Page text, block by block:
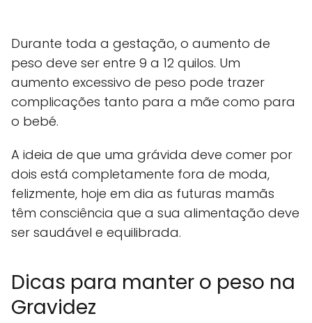
Durante toda a gestação, o aumento de
peso deve ser entre 9 a 12 quilos. Um
aumento excessivo de peso pode trazer
complicações tanto para a mãe como para
o bebé.
A ideia de que uma grávida deve comer por
dois está completamente fora de moda,
felizmente, hoje em dia as futuras mamãs
têm consciência que a sua alimentação deve
ser saudável e equilibrada.
Dicas para manter o peso na
Gravidez